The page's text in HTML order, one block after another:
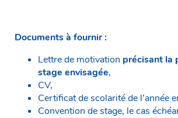
Documents à fournir :
Lettre de motivation précisant la
stage envisagée,
CV,
Certificat de scolarité de l’année
Convention de stage, le cas